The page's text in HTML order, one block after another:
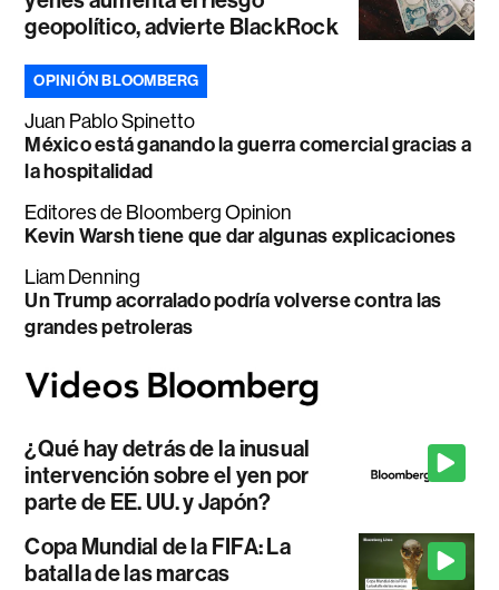
geopolítico, advierte BlackRock
OPINIÓN BLOOMBERG
Juan Pablo Spinetto
México está ganando la guerra comercial gracias a
la hospitalidad
Editores de Bloomberg Opinion
Kevin Warsh tiene que dar algunas explicaciones
Liam Denning
Un Trump acorralado podría volverse contra las
grandes petroleras
¿Qué hay detrás de la inusual
intervención sobre el yen por
parte de EE. UU. y Japón?
Copa Mundial de la FIFA: La
batalla de las marcas